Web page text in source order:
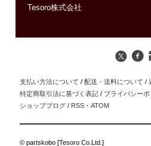
Tesoro株式会社
支払い方法について / 配送・送料について /
特定商取引法に基づく表記 / プライバシーポ
ショップブログ / RSS ・ATOM
© partskobo [Tesoro Co.Ltd.]